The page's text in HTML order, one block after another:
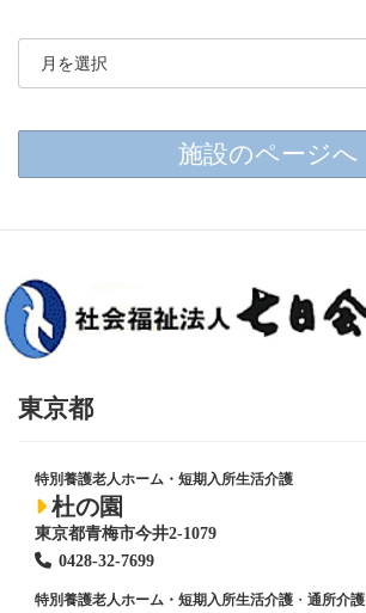
施設のページへ
東京都
特別養護老人ホーム・短期入所生活介護
杜の園
東京都青梅市今井2-1079
0428-32-7699
特別養護老人ホーム・短期入所生活介護 ・ 通所介護